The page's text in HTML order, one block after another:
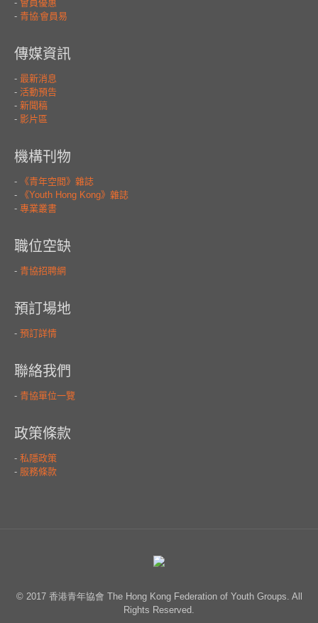
© 2017 香港青年協會 The Hong Kong Federation of Youth Groups. All
Rights Reserved.